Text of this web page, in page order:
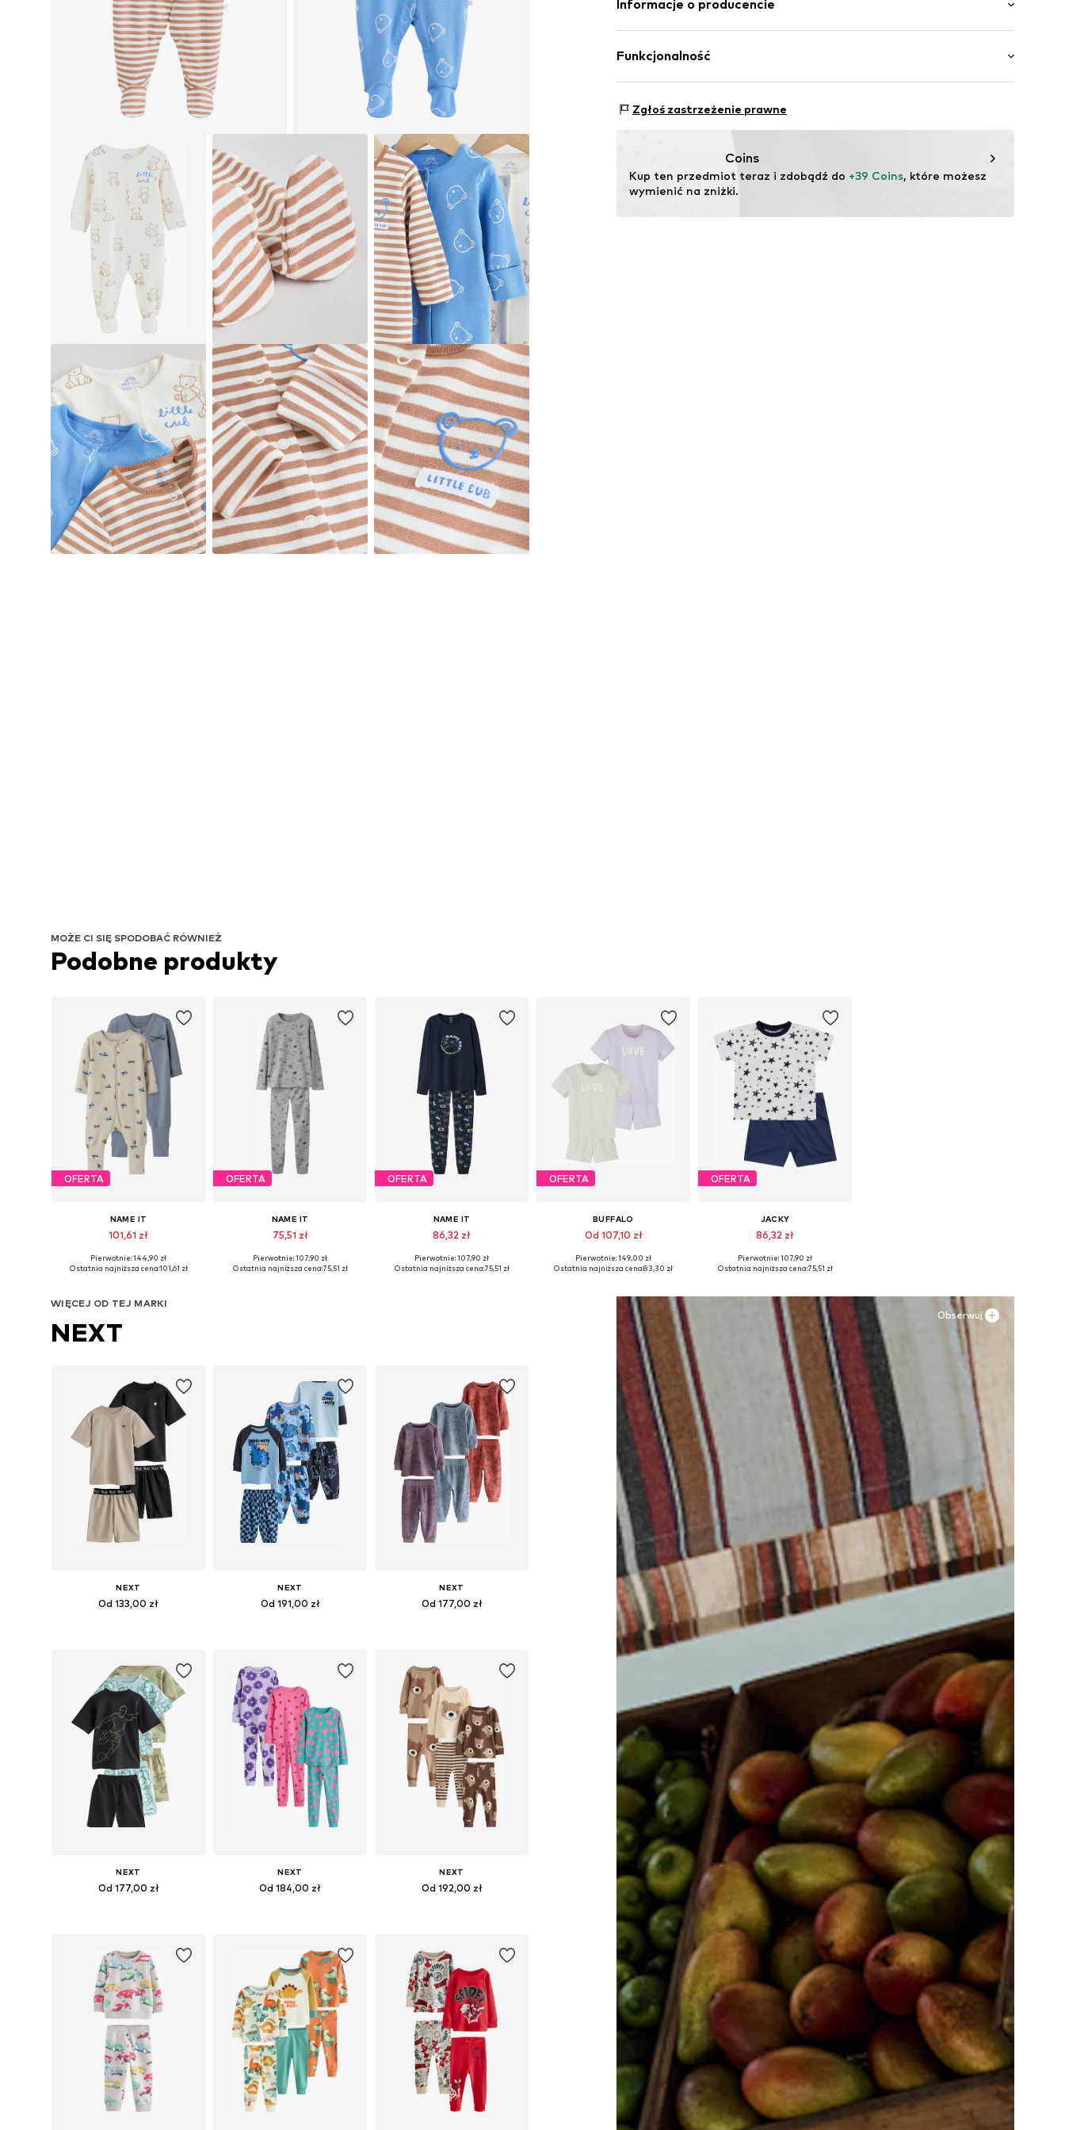
Informacje o producencie
Zielstattstrasse 40
DE
https://zendesk.next.co.uk/hc/en-gb
Funkcjonalność
Zespół: Zapięcia z przodu
Zgłoś zastrzeżenie prawne
Coins
Kup ten przedmiot teraz i zdobądź do +39 Coins, które możesz
wymienić na zniżki.
MOŻE CI SIĘ SPODOBAĆ RÓWNIEŻ
Podobne produkty
OFERTA
NAME IT
101,61 zł
Dostępne w różnych rozmiarach
Pierwotnie: 144,90 zł
Ostatnia najniższa cena:101,61 zł
OFERTA
NAME IT
75,51 zł
Dostępne w różnych rozmiarach
Pierwotnie: 107,90 zł
Ostatnia najniższa cena:75,51 zł
OFERTA
NAME IT
86,32 zł
Dostępne w różnych rozmiarach
Pierwotnie: 107,90 zł
Ostatnia najniższa cena:75,51 zł
OFERTA
BUFFALO
Od 107,10 zł
Dostępne w różnych rozmiarach
Pierwotnie: 149,00 zł
Ostatnia najniższa cena:83,30 zł
OFERTA
JACKY
86,32 zł
Dostępne w różnych rozmiarach
Pierwotnie: 107,90 zł
Ostatnia najniższa cena:75,51 zł
Obserwuj
WIĘCEJ OD TEJ MARKI
NEXT
NEXT
Od 133,00 zł
NEXT
Od 191,00 zł
NEXT
Od 177,00 zł
NEXT
Od 177,00 zł
NEXT
Od 184,00 zł
NEXT
Od 192,00 zł